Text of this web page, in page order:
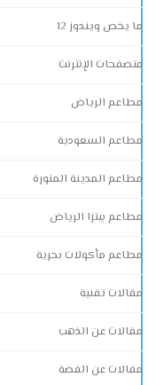
ما يخص ويندوز 12
متصفحات الإنترنت
مطاعم الرياض
مطاعم السعودية
مطاعم المدينة المنورة
مطاعم بيتزا الرياض
مطاعم مأكولات بحرية
مقالات تقنية
مقالات عن الذهب
مقالات عن الفضة